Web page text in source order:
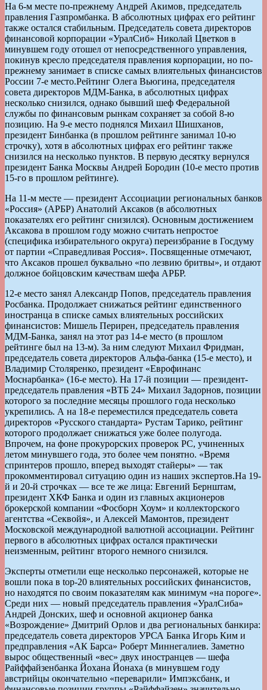
На 6-м месте по-прежнему Андрей Акимов, председатель
правления Газпромбанка. В абсолютных цифрах его рейтинг
также остался стабильным. Председатель совета директоров
финансовой корпорации «УралСиб» Николай Цветков в
минувшем году отошел от непосредственного управления,
покинув кресло председателя правления корпорации, но по-
прежнему занимает в списке самых влиятельных финансистов
России 7-е место.Рейтинг Олега Вьюгина, председателя
совета директоров МДМ-Банка, в абсолютных цифрах
несколько снизился, однако бывший шеф Федеральной
службы по финансовым рынкам сохраняет за собой 8-ю
позицию. На 9-е место поднялся Михаил Шишханов,
президент Бинбанка (в прошлом рейтинге занимал 10-ю
строчку), хотя в абсолютных цифрах его рейтинг также
снизился на несколько пунктов. В первую десятку вернулся
президент Банка Москвы Андрей Бородин (10-е место против
15-го в прошлом рейтинге).
На 11-м месте — президент Ассоциации региональных банков
«Россия» (АРБР) Анатолий Аксаков (в абсолютных
показателях его рейтинг снизился). Основным достижением
Аксакова в прошлом году можно считать непростое
(специфика избирательного округа) переизбрание в Госдуму
от партии «Справедливая Россия». Посвященные отмечают,
что Аксаков прошел буквально «по лезвию бритвы», и отдают
должное бойцовским качествам шефа АРБР.
12-е место занял Александр Попов, председатель правления
Росбанка. Продолжает снижаться рейтинг единственного
иностранца в списке самых влиятельных российских
финансистов: Мишель Перирен, председатель правления
МДМ-Банка, занял на этот раз 14-е место (в прошлом
рейтинге был на 13-м). За ним следуют Михаил Фридман,
председатель совета директоров Альфа-банка (15-е место), и
Владимир Столяренко, президент «Еврофинанс
Моснарбанка» (16-е место). На 17-й позиции — президент-
председатель правления «ВТБ 24» Михаил Задорнов, позиции
которого за последние месяцы прошлого года несколько
укрепились. А на 18-е переместился председатель совета
директоров «Русского стандарта» Рустам Тарико, рейтинг
которого продолжает снижаться уже более полугода.
Впрочем, на фоне прокурорских проверок РС, учиненных
летом минувшего года, это более чем понятно. «Время
спринтеров прошло, вперед выходят стайеры» — так
прокомментировал ситуацию один из наших экспертов.На 19-
й и 20-й строчках — все те же лица: Евгений Бернштам,
президент ХКФ Банка и один из главных акционеров
брокерской компании «Фосборн Хоум» и коллекторского
агентства «Секвойя», и Алексей Мамонтов, президент
Московской международной валютной ассоциации. Рейтинг
первого в абсолютных цифрах остался практически
неизменным, рейтинг второго немного снизился.
Эксперты отметили еще несколько персонажей, которые не
вошли пока в top-20 влиятельных российских финансистов,
но находятся по своим показателям как минимум «на пороге».
Среди них — новый председатель правления «УралСиба»
Андрей Донских, шеф и основной акционер банка
«Возрождение» Дмитрий Орлов и два региональных банкира:
председатель совета директоров УРСА Банка Игорь Ким и
предправления «АК Барса» Роберт Миннегалиев. Заметно
вырос общественный «вес» двух иностранцев — шефа
Райффайзенбанка Йохана Йонаха (в минувшем году
австрийцы окончательно «переварили» Импэксбанк, и